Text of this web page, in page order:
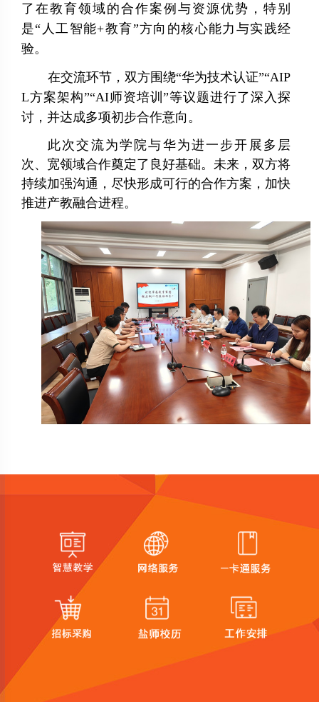
了在教育领域的合作案例与资源优势，特别
是“人工智能+教育”方向的核心能力与实践经
验。
在交流环节，双方围绕“华为技术认证”“AIP
L方案架构”“AI师资培训”等议题进行了深入探
讨，并达成多项初步合作意向。
此次交流为学院与华为进一步开展多层
次、宽领域合作奠定了良好基础。未来，双方将
持续加强沟通，尽快形成可行的合作方案，加快
推进产教融合进程。